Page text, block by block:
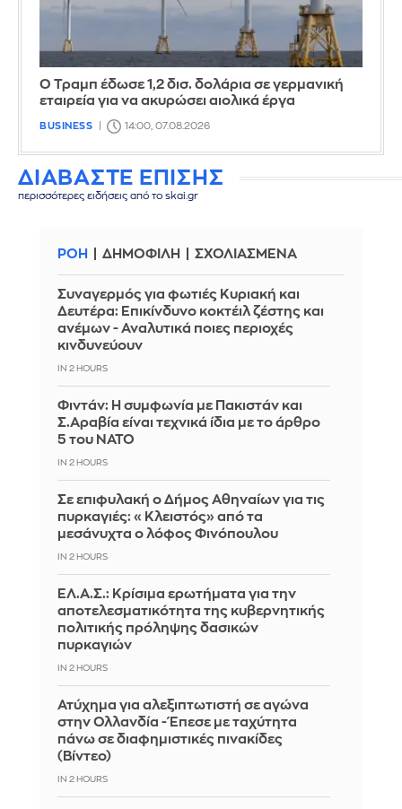
Ο Τραμπ έδωσε 1,2 δισ. δολάρια σε γερμανική
εταιρεία για να ακυρώσει αιολικά έργα
BUSINESS 14:00, 07.08.2026
ΔΙΑΒΑΣΤΕ ΕΠΙΣΗΣ
περισσότερες ειδήσεις από το skai.gr
ΡΟΗ ΔΗΜΟΦΙΛΗ ΣΧΟΛΙΑΣΜΕΝΑ
Συναγερμός για φωτιές Κυριακή και
Δευτέρα: Επικίνδυνο κοκτέιλ ζέστης και
ανέμων - Αναλυτικά ποιες περιοχές
κινδυνεύουν
IN 2 HOURS
Φιντάν: Η συμφωνία με Πακιστάν και
Σ.Αραβία είναι τεχνικά ίδια με το άρθρο
5 του ΝΑΤΟ
IN 2 HOURS
Σε επιφυλακή ο Δήμος Αθηναίων για τις
πυρκαγιές: «Κλειστός» από τα
μεσάνυχτα ο λόφος Φινόπουλου
IN 2 HOURS
ΕΛ.Α.Σ.: Κρίσιμα ερωτήματα για την
αποτελεσματικότητα της κυβερνητικής
πολιτικής πρόληψης δασικών
πυρκαγιών
IN 2 HOURS
Ατύχημα για αλεξιπτωτιστή σε αγώνα
στην Ολλανδία - Έπεσε με ταχύτητα
πάνω σε διαφημιστικές πινακίδες
(Βίντεο)
IN 2 HOURS